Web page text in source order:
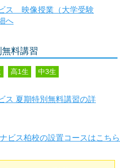
ビス柏校の設置コースはこちら
ス 映像授業（大学受験
へ
料講習
高1生 中3生
ス 夏期特別無料講習の詳